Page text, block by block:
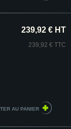
239,92 € HT
239,92 € TTC